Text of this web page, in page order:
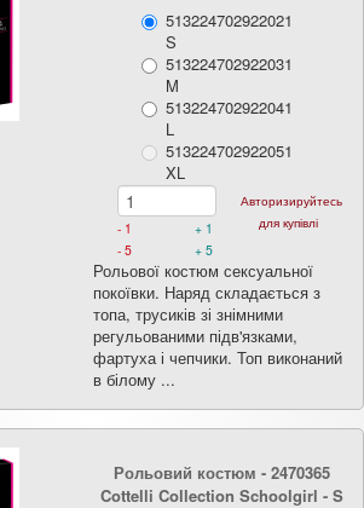
513224702922021
S
513224702922031
M
513224702922041
L
513224702922051
XL
+ 1
- 1
- 5
+ 5
Авторизируйтесь
для купівлі
Рольової костюм сексуальної
покоївки. Наряд складається з
топа, трусиків зі знімними
регульованими підв'язками,
фартуха і чепчики. Топ виконаний
в білому ...
Рольовий костюм - 2470365
Cottelli Collection Schoolgirl - S